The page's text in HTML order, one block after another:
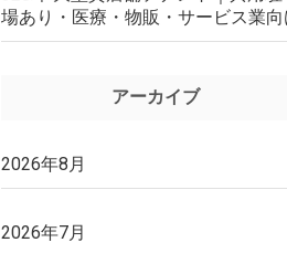
場あり・医療・物販・サービス業向
アーカイブ
2026年8月
2026年7月